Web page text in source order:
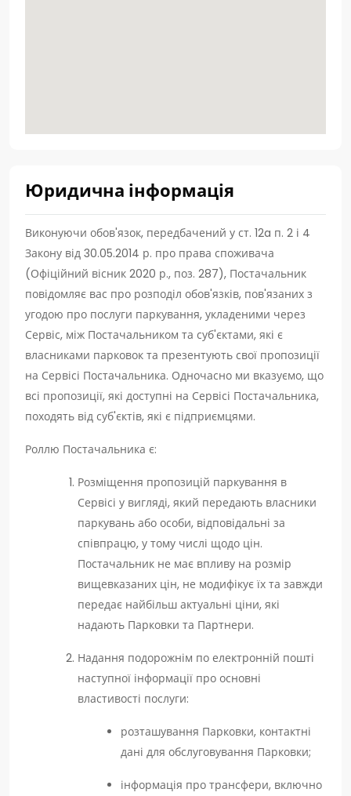
Юридична інформація
Виконуючи обов'язок, передбачений у ст. 12a п. 2 і 4
Закону від 30.05.2014 р. про права споживача
(Офіційний вісник 2020 р., поз. 287), Постачальник
повідомляє вас про розподіл обов'язків, пов'язаних з
угодою про послуги паркування, укладеними через
Сервіс, між Постачальником та суб'єктами, які є
власниками парковок та презентують свої пропозиції
на Сервісі Постачальника. Одночасно ми вказуємо, що
всі пропозиції, які доступні на Сервісі Постачальника,
походять від суб'єктів, які є підприємцями.
Роллю Постачальника є:
Розміщення пропозицій паркування в
Сервісі у вигляді, який передають власники
паркувань або особи, відповідальні за
співпрацю, у тому числі щодо цін.
Постачальник не має впливу на розмір
вищевказаних цін, не модифікує їх та завжди
передає найбільш актуальні ціни, які
надають Парковки та Партнери.
Надання подорожнім по електронній пошті
наступної інформації про основні
властивості послуги:
розташування Парковки, контактні
дані для обслуговування Парковки;
інформація про трансфери, включно